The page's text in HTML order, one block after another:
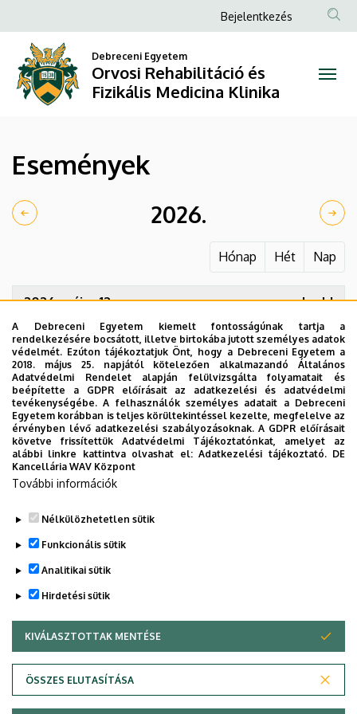
Orvosi
Rehabilitáció
Fizikális
Medicina
a
tartalomra
Anonim
fiók
menüje
Bejelentkezés
Debreceni Egyetem
Orvosi Rehabilitáció és
Fizikális Medicina Klinika
Események
2026.
Hónap Hét Nap
2026. május 12. kedd
12:00
Start Ups & Downs - Innovációk a sport
világában
2026. június 18. csütörtök
16:00
Egyetemi futballünnep – BJLEK és KMFK
nagydöntők
2026. július 21.
Adatvédelem
A Debreceni Egyetem kiemelt fontosságúnak tartja a
rendelkezésére bocsátott, illetve birtokába jutott személyes adatok
védelmét. Ezúton tájékoztatjuk Önt, hogy a Debreceni Egyetem a
2018. május 25. napjától kötelezően alkalmazandó Általános
Adatvédelmi Rendelet alapján felülvizsgálta folyamatait és
beépítette a GDPR előírásait az adatkezelési és adatvédelmi
tevékenységébe. A felhasználók személyes adatait a Debreceni
Egyetem korábban is teljes körültekintéssel kezelte, megfelelve az
érvényben lévő adatkezelési szabályozásoknak. A GDPR előírásait
követve frissítettük Adatvédelmi Tájékoztatónkat, amelyet az
alábbi linkre kattintva olvashat el:Adatkezelési tájékoztató. DE
Kancellária WAV Központ
További információk
Nélkülözhetetlen sütik
Funkcionális sütik
Analitikai sütik
Hirdetési sütik
KIVÁLASZTOTTAK MENTÉSE
ÖSSZES ELUTASÍTÁSA
WITHDRAW CONSENT